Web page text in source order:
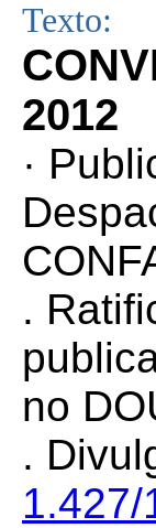
Texto:
2012
·
.
no
.
1.427/